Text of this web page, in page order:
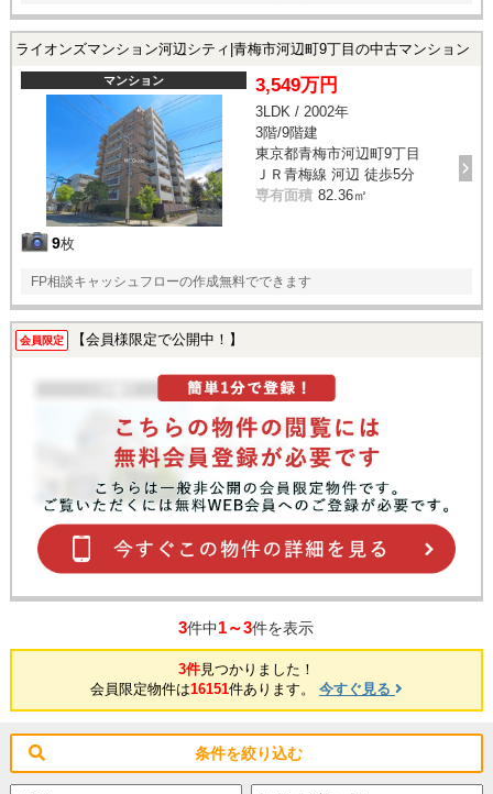
ライオンズマンション河辺シティ|青梅市河辺町9丁目の中古マンション
マンション
9枚
3,549万円
3LDK / 2002年
3階/9階建
東京都青梅市河辺町9丁目
ＪＲ青梅線 河辺 徒歩5分
専有面積 82.36㎡
FP相談キャッシュフローの作成無料でできます
会員限定 【会員様限定で公開中！】
3件中1～3件を表示
3件見つかりました！
会員限定物件は16151件あります。 今すぐ見る
条件を絞り込む